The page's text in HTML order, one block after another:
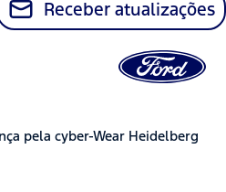
Receber atualizações
pela cyber-Wear Heidelberg